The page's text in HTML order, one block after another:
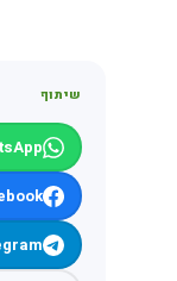
שיתוף